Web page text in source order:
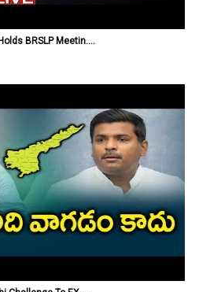
BRSLP Meetin....